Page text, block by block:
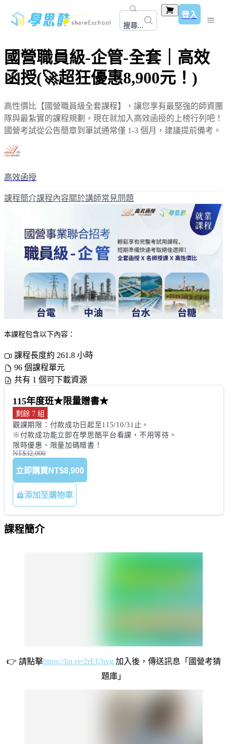
搜尋...
登入
國營職員級-企管-全套｜高效
函授(🚀超狂優惠8,900元！)
高性價比【國營職員級全套課程】，讓您享有最堅強的師資團
隊與最紮實的課程規劃，現在就加入高效函授的上榜行列吧！
國營考試從公告簡章到筆試通常僅 1-3 個月，建議提前備考。
高效函授
課程簡介課程內容關於講師常見問題
本課程包含以下內容：
課程長度約 261.8 小時
96 個課程單元
共有 1 個可下載資源
115年度班★限量贈書★
剩餘 7 組
觀課期限：付款成功日起至115/10/31止。
※付款成功能立即在學思酷平台看課，不用等待。
限時優惠、限量加碼贈書！
NT$32,000
立即購買 NT$8,900
添加至購物車
課程簡介
👉 請點擊https://lin.ee/2rEUhvg 加入後，傳送訊息「國營考猜
題庫」